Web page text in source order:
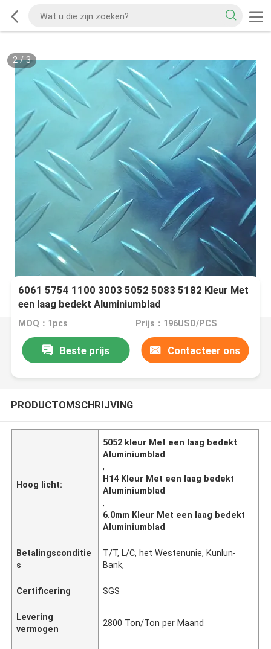
2/3
6061 5754 1100 3003 5052 5083 5182 Kleur Met
een laag bedekt Aluminiumblad
MOQ：1pcs Prijs：196USD/PCS
Beste prijs Contacteer ons
PRODUCTOMSCHRIJVING
Hoog licht:
5052 kleur Met een laag bedekt
Aluminiumblad
,
H14 Kleur Met een laag bedekt
Aluminiumblad
,
6.0mm Kleur Met een laag bedekt
Aluminiumblad
Betalingsconditie
s
T/T, L/C, het Westenunie, Kunlun-
Bank,
Certificering SGS
Levering
vermogen
2800 Ton/Ton per Maand